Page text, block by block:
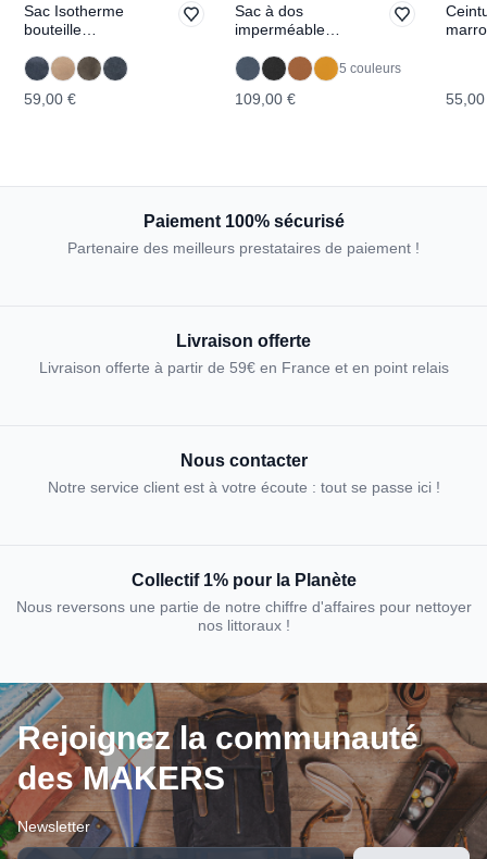
Sac Isotherme
bouteille
59,00 €
Sac à dos
imperméable
5 couleurs
109,00 €
Paiement 100% sécurisé
Partenaire des meilleurs prestataires de paiement !
Livraison offerte
Livraison offerte à partir de 59€ en France et en point relais
Nous contacter
Notre service client est à votre écoute : tout se passe ici !
Collectif 1% pour la Planète
Nous reversons une partie de notre chiffre d'affaires pour nettoyer
nos littoraux !
Rejoignez la communauté
des MAKERS
Newsletter